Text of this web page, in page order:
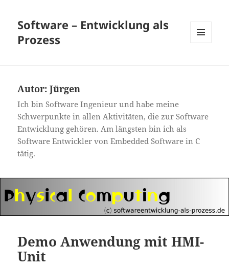
Software – Entwicklung als
Prozess
Autor:Jürgen
Ich bin Software Ingenieur und habe meine
Schwerpunkte in allen Aktivitäten, die zur Software
Entwicklung gehören. Am längsten bin ich als
Software Entwickler von Embedded Software in C
tätig.
Demo Anwendung mit HMI-
Unit